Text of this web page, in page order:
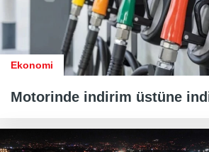
Ekonomi
Motorinde indirim üstüne